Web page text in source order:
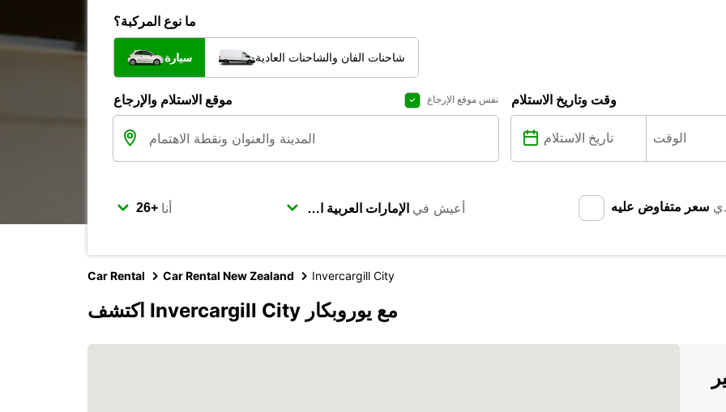
ما نوع المركبة؟
سيارة شاحنات الفان والشاحنات العادية
موقع الاستلام والإرجاع نفس موقع الإرجاع وقت وتاريخ الاستلام
أنا أعيش في سعر متفاوض عليه
Car Rental Car Rental New Zealand Invercargill City
اكتشف Invercargill City مع يوروبكار